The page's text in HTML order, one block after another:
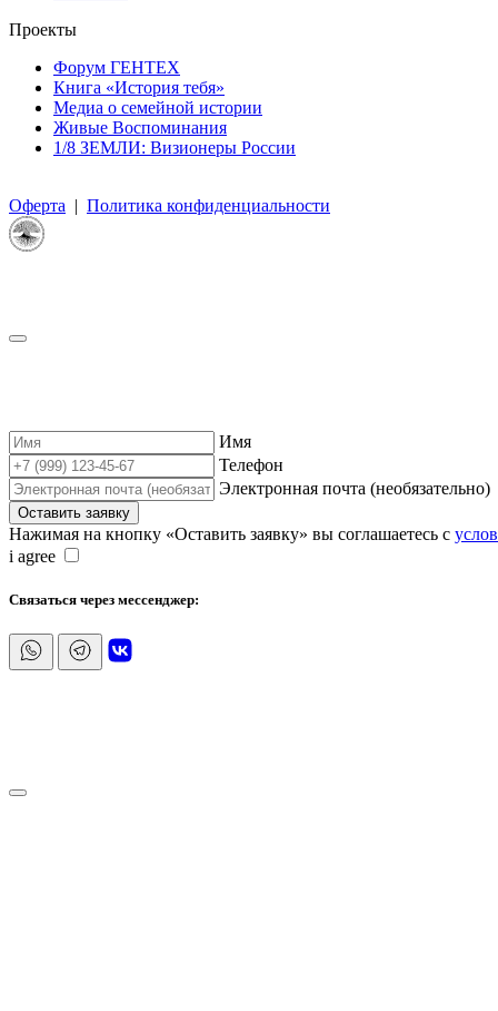
Проекты
Форум ГЕНТЕХ
Книга «История тебя»
Медиа о семейной истории
Живые Воспоминания
1/8 ЗЕМЛИ: Визионеры России
Оферта | Политика конфиденциальности
Имя
Телефон
Электронная почта (необязательно)
Оставить заявку
Нажимая на кнопку «Оставить заявку» вы соглашаетесь с
i agree
Cвязаться через мессенджер: